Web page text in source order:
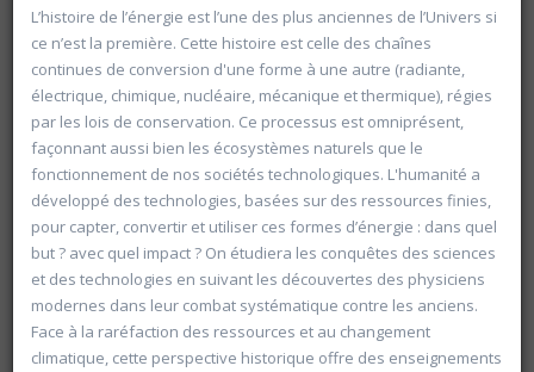
L’histoire de l’énergie est l’une des plus anciennes de l’Univers si
ce n’est la première. Cette histoire est celle des chaînes
continues de conversion d'une forme à une autre (radiante,
électrique, chimique, nucléaire, mécanique et thermique), régies
par les lois de conservation. Ce processus est omniprésent,
façonnant aussi bien les écosystèmes naturels que le
fonctionnement de nos sociétés technologiques. L'humanité a
développé des technologies, basées sur des ressources finies,
pour capter, convertir et utiliser ces formes d’énergie : dans quel
but ? avec quel impact ? On étudiera les conquêtes des sciences
et des technologies en suivant les découvertes des physiciens
modernes dans leur combat systématique contre les anciens.
Face à la raréfaction des ressources et au changement
climatique, cette perspective historique offre des enseignements